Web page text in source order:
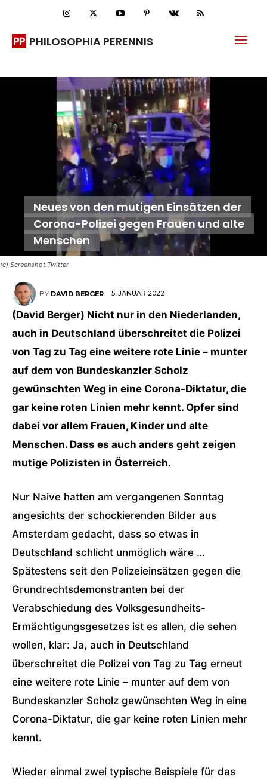
PHILOSOPHIA PERENNIS
(c) Screenshot Twitter
Neues von den mutigen Einsätzen der
Corona-Polizei gegen Frauen und alte
Menschen
BY DAVID BERGER 5. JANUAR 2022
(David Berger) Nicht nur in den Niederlanden,
auch in Deutschland überschreitet die Polizei
von Tag zu Tag eine weitere rote Linie – munter
auf dem von Bundeskanzler Scholz
gewünschten Weg in eine Corona-Diktatur, die
gar keine roten Linien mehr kennt. Opfer sind
dabei vor allem Frauen, Kinder und alte
Menschen. Dass es auch anders geht zeigen
mutige Polizisten in Österreich.
Nur Naive hatten am vergangenen Sonntag
angesichts der schockierenden Bilder aus
Amsterdam gedacht, dass so etwas in
Deutschland schlicht unmöglich wäre …
Spätestens seit den Polizeieinsätzen gegen die
Grundrechtsdemonstranten bei der
Verabschiedung des Volksgesundheits-
Ermächtigungsgesetzes ist es allen, die sehen
wollen, klar: Ja, auch in Deutschland
überschreitet die Polizei von Tag zu Tag erneut
eine weitere rote Linie – munter auf dem von
Bundeskanzler Scholz gewünschten Weg in eine
Corona-Diktatur, die gar keine roten Linien mehr
kennt.
Wieder einmal zwei typische Beispiele für das